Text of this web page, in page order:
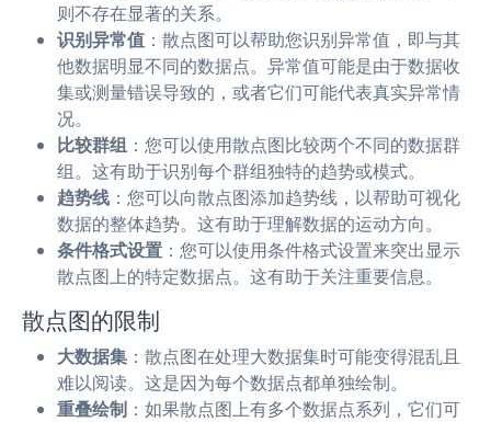
则不存在显著的关系。
识别异常值 ：散点图可以帮助您识别异常值，即与其
他数据明显不同的数据点。异常值可能是由于数据收
集或测量错误导致的，或者它们可能代表真实异常情
况。
比较群组 ：您可以使用散点图比较两个不同的数据群
组。这有助于识别每个群组独特的趋势或模式。
趋势线 ：您可以向散点图添加趋势线，以帮助可视化
数据的整体趋势。这有助于理解数据的运动方向。
条件格式设置 ：您可以使用条件格式设置来突出显示
散点图上的特定数据点。这有助于关注重要信息。
散点图的限制
大数据集 ：散点图在处理大数据集时可能变得混乱且
难以阅读。这是因为每个数据点都单独绘制。
重叠绘制 ：如果散点图上有多个数据点系列，它们可